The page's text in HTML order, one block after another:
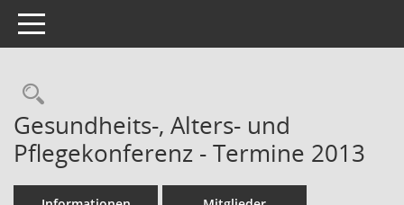
Toggle navigation
Rechercheauswahl
Gesundheits-, Alters- und
Pflegekonferenz - Termine 2013